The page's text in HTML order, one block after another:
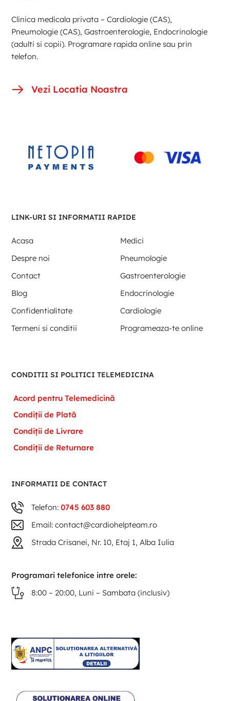
Clinica medicala privata – Cardiologie (CAS),
Pneumologie (CAS), Gastroenterologie, Endocrinologie
(adulti si copii). Programare rapida online sau prin
telefon.
Vezi Locatia Noastra
LINK-URI SI INFORMATII RAPIDE
Acasa
Medici
Despre noi
Pneumologie
Contact
Gastroenterologie
Blog
Endocrinologie
Confidentialitate
Cardiologie
Termeni si conditii
Programeaza-te online
CONDITII SI POLITICI TELEMEDICINA
Acord pentru Telemedicină
Condiții de Plată
Condiții de Livrare
Condiții de Returnare
INFORMATII DE CONTACT
Telefon:0745 603 880
Email: contact@cardiohelpteam.ro
Strada Crisanei, Nr. 10, Etaj 1, Alba Iulia
Programari telefonice intre orele:
8:00 – 20:00, Luni – Sambata (inclusiv)